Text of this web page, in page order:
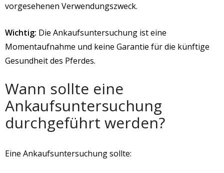
vorgesehenen Verwendungszweck.
Wichtig: Die Ankaufsuntersuchung ist eine
Momentaufnahme und keine Garantie für die künftige
Gesundheit des Pferdes.
Wann sollte eine
Ankaufsuntersuchung
durchgeführt werden?
Eine Ankaufsuntersuchung sollte: